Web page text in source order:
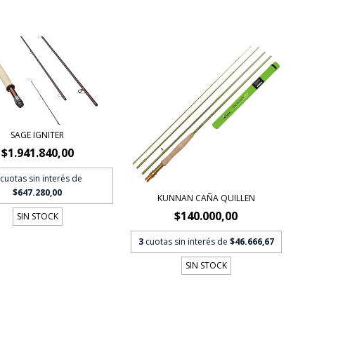
SAGE IGNITER
$1.941.840,00
cuotas sin interés de
$647.280,00
SIN STOCK
KUNNAN CAÑA QUILLEN
$140.000,00
3 cuotas sin interés de $46.666,67
SIN STOCK